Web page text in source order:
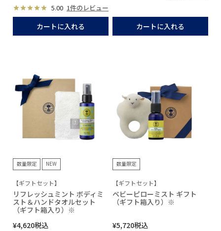
5.00 1件のレビュー
カートに入れる カートに入れる
数量限定 NEW
【ギフトセット】
リフレッシュミント ボディミ
スト＆ハンドタオルセット
（ギフト箱入り）※
¥4,620税込
数量限定
【ギフトセット】
ベビーピローミスト ギフト
（ギフト箱入り）※
¥5,720税込